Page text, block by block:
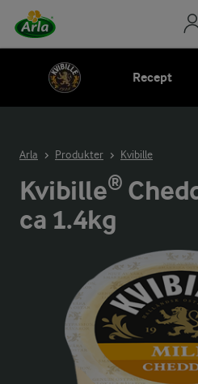
Recept
Arla Produkter Kvibille
Kvibille®
ca 1.4kg